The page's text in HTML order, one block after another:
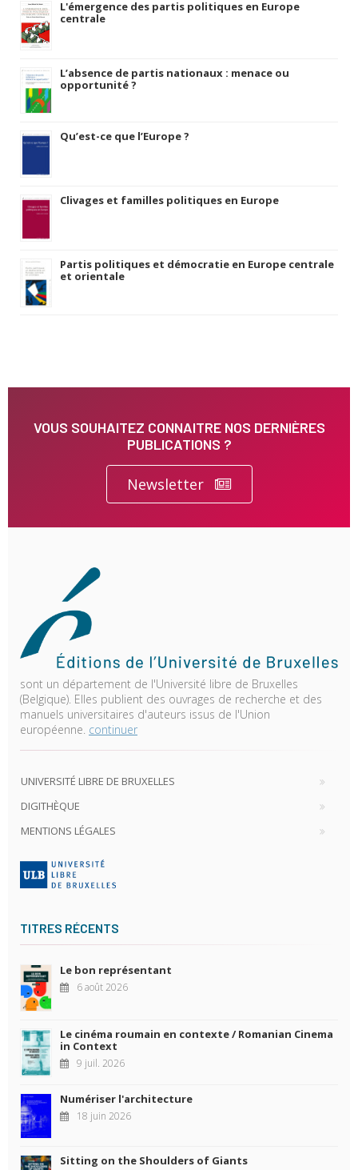
L'émergence des partis politiques en Europe
centrale
L’absence de partis nationaux : menace ou
opportunité ?
Qu’est-ce que l’Europe ?
Clivages et familles politiques en Europe
Partis politiques et démocratie en Europe centrale
et orientale
VOUS SOUHAITEZ CONNAITRE NOS DERNIÈRES
PUBLICATIONS ?
Newsletter
sont un département de l'Université libre de Bruxelles
(Belgique). Elles publient des ouvrages de recherche et des
manuels universitaires d'auteurs issus de l'Union
européenne. continuer
UNIVERSITÉ LIBRE DE BRUXELLES
DIGITHÈQUE
MENTIONS LÉGALES
TITRES RÉCENTS
Le bon représentant
6 août 2026
Le cinéma roumain en contexte / Romanian Cinema
in Context
9 juil. 2026
Numériser l'architecture
18 juin 2026
Sitting on the Shoulders of Giants